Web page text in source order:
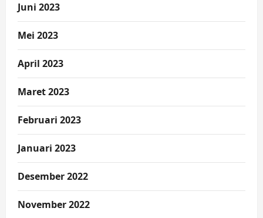
Juni 2023
Mei 2023
April 2023
Maret 2023
Februari 2023
Januari 2023
Desember 2022
November 2022